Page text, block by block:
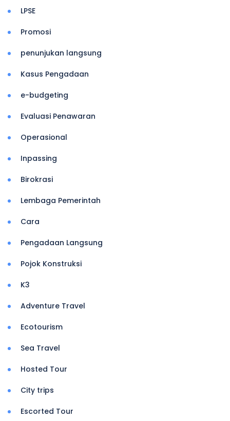
LPSE
Promosi
penunjukan langsung
Kasus Pengadaan
e-budgeting
Evaluasi Penawaran
Operasional
Inpassing
Birokrasi
Lembaga Pemerintah
Cara
Pengadaan Langsung
Pojok Konstruksi
K3
Adventure Travel
Ecotourism
Sea Travel
Hosted Tour
City trips
Escorted Tour